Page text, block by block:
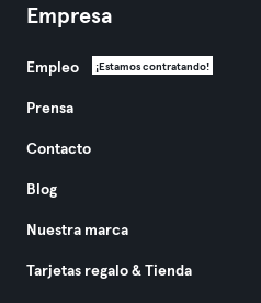
Empresa
Empleo ¡Estamos contratando!
Prensa
Contacto
Blog
Nuestra marca
Tarjetas regalo & Tienda